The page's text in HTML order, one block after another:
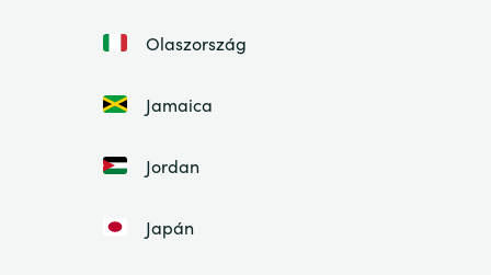
Olaszország
Jamaica
Jordan
Japán